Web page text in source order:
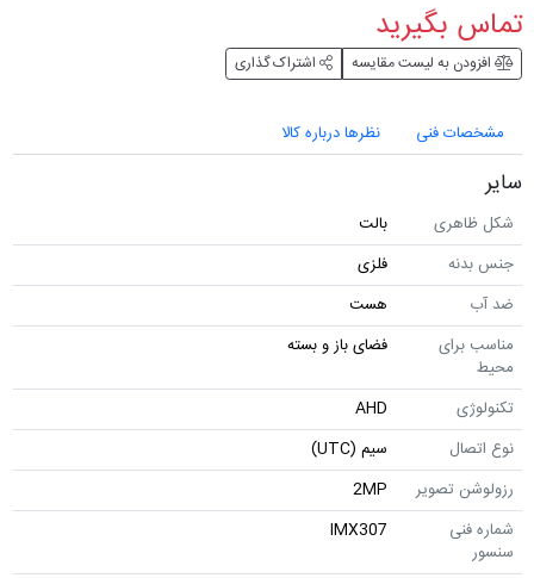
تماس بگیرید
افزودن به لیست مقایسه اشتراک گذاری
مشخصات فنی نظرها درباره کالا
سایر
شکل ظاهری
بالت
جنس بدنه
فلزی
ضد آب
هست
مناسب برای
محیط
فضای باز و بسته
تکنولوژی
AHD
نوع اتصال
سیم (UTC)
رزولوشن تصویر
2MP
شماره فنی
سنسور
IMX307